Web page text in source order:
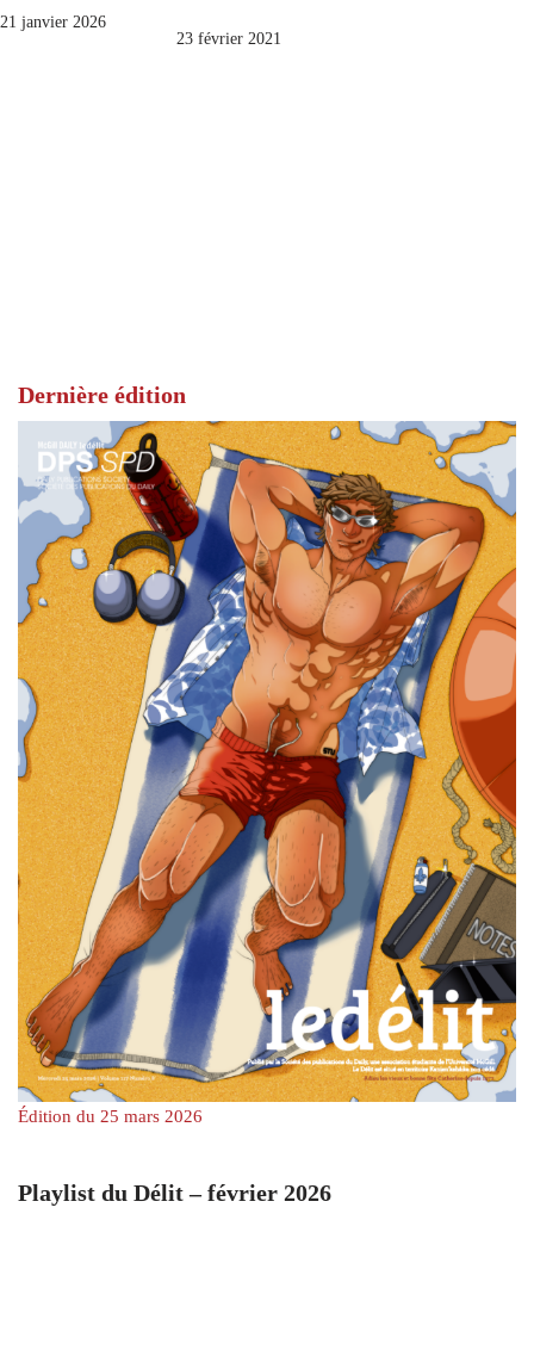
21 janvier 2026
23 février 2021
Dernière édition
Édition du 25 mars 2026
Playlist du Délit – février 2026